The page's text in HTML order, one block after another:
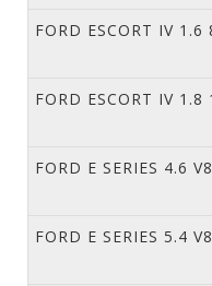
FORD ESCORT IV 1.6
FORD ESCORT IV 1.8
FORD E SERIES 4.6
FORD E SERIES 5.4